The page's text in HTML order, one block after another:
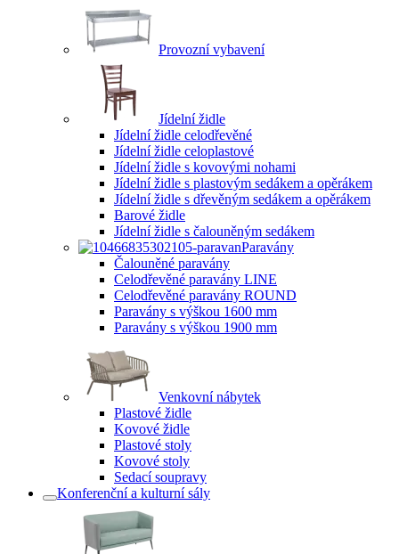
Provozní vybavení
Jídelní židle
Jídelní židle celodřevěné
Jídelní židle celoplastové
Jídelní židle s kovovými nohami
Jídelní židle s plastovým sedákem a opěrákem
Jídelní židle s dřevěným sedákem a opěrákem
Barové židle
Jídelní židle s čalouněným sedákem
Paravány
Čalouněné paravány
Celodřevěné paravány LINE
Celodřevěné paravány ROUND
Paravány s výškou 1600 mm
Paravány s výškou 1900 mm
Venkovní nábytek
Plastové židle
Kovové židle
Plastové stoly
Kovové stoly
Sedací soupravy
Konferenční a kulturní sály